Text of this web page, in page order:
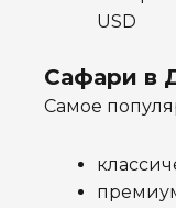
USD
Сафари в
Самое